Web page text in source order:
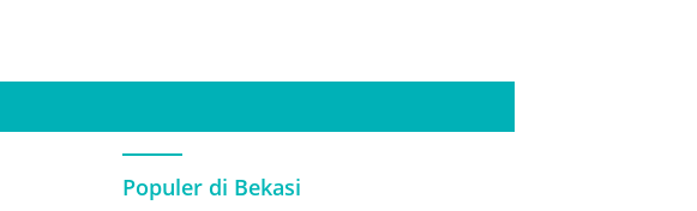
Populer di Bekasi